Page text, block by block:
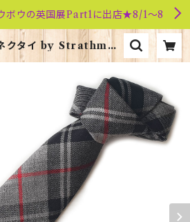
ボウの英国展Part1に出店★8/1～8
ネクタイ by Strathmor
】00092-099 | 英国雑